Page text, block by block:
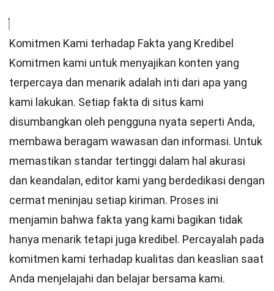
Komitmen Kami terhadap Fakta yang Kredibel
Komitmen kami untuk menyajikan konten yang
terpercaya dan menarik adalah inti dari apa yang
kami lakukan. Setiap fakta di situs kami
disumbangkan oleh pengguna nyata seperti Anda,
membawa beragam wawasan dan informasi. Untuk
memastikan standar tertinggi dalam hal akurasi
dan keandalan, editor kami yang berdedikasi dengan
cermat meninjau setiap kiriman. Proses ini
menjamin bahwa fakta yang kami bagikan tidak
hanya menarik tetapi juga kredibel. Percayalah pada
komitmen kami terhadap kualitas dan keaslian saat
Anda menjelajahi dan belajar bersama kami.